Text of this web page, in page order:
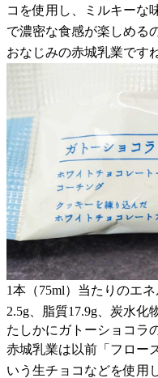
コを使用し、ミルキーな
で濃密な食感が楽しめる
おなじみの赤城乳業です
1本（75ml）当たりのエ
2.5g、脂質17.9g、炭水化
たしかにガトーショコラ
赤城乳業は以前「フロー
いう生チョコなどを使用